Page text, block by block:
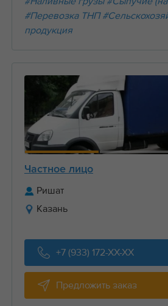
#Перевозка ТНП
продукция
Частное лицо
Ришат
Казань
+7 (933) 172-XX-XX
Предложить заказ